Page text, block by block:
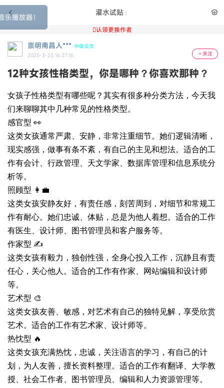
灌水试贴
认领更换作者
崇明南昌人*** 中级会员
2025-3-23 16:27:16
关注
12种女孩性格类型，你是哪种？你喜欢那种？
女孩子性格类型有哪些呢？其实有很多种分类方法，今天我
们来聊聊其中几种常见的性格类型。
感官型 👀
这类女孩通常严肃、安静，非常注重细节。她们逻辑清晰，
现实感强，做事有条不紊，有自己的主见和想法。适合的工
作有会计、行政管理、天文学家、数据库管理和信息系统分
析等。
照顾型 👩‍💼
这类女孩安静友好，有责任感，刻苦周到，对细节和常规工
作有耐心。她们忠诚、体贴，总是为他人着想。适合的工作
有医生、设计师、图书管理员和客户服务等。
作家型 ✍️
这类女孩有毅力，独创性强，全身心投入工作，沉静且有责
任心，关心他人。适合的工作有作家、网站编辑和设计师
等。
艺术型 🎨
这类女孩友善、敏感，对艺术有自己的独特见解，享受欣赏
艺术。适合的工作有艺术家、设计师等。
热忱型 🔥
这类女孩充满热忱，忠诚，关注语言的学习，有自己的计
划，为人友善，擅长资料整理。适合的工作有翻译、大学教
授、社会工作者、图书管理员、编辑和人力资源管理等。
欢迎使用小鱼花园音乐播放器！